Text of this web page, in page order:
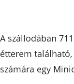
A szállodában
étterem
számára egy